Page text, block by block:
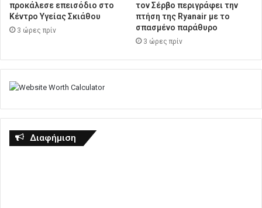
προκάλεσε επεισόδιο στο
Κέντρο Υγείας Σκιάθου
3 ώρες πρίν
τον Σέρβο περιγράφει την
πτήση της Ryanair με το
σπασμένο παράθυρο
3 ώρες πρίν
Διαφήμιση